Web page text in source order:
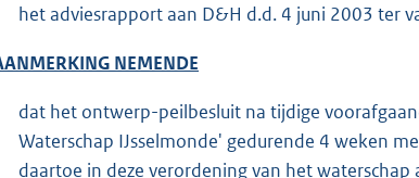
het adviesrapport aan D&H d.d. 4 juni 2003 ter
NEMENDE
dat het ontwerp-peilbesluit na tijdige
Waterschap IJsselmonde' gedurende 4 weken
daartoe in deze verordening van het